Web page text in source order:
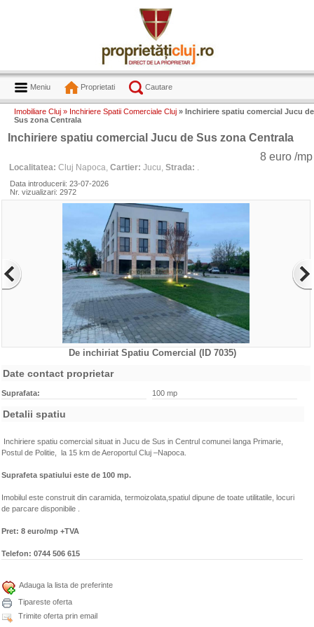
Meniu Proprietati Cautare
Imobiliare Cluj » Inchiriere Spatii Comerciale Cluj » Inchiriere spatiu comercial Jucu de
Sus zona Centrala
Inchiriere spatiu comercial Jucu de Sus zona Centrala
8 euro /mp
Localitatea: Cluj Napoca, Cartier: Jucu, Strada: .
Data introducerii: 23-07-2026
Nr. vizualizari: 2972
De inchiriat Spatiu Comercial (ID 7035)
Caracteristici
Suprafata: 100 mp
Detalii spatiu
Inchiriere spatiu comercial situat in Jucu de Sus in Centrul comunei langa Primarie,
Postul de Politie,
la 15 km de Aeroportul Cluj –Napoca.
Suprafeta spatiului este de 100 mp.
Imobilul este construit din caramida, termoizolata,spatiul dipune de toate utilitatile, locuri
de parcare disponibile .
Pret: 8 euro/mp +TVA
Telefon: 0744 506 615
Date contact proprietar
Adauga la lista de preferinte
Tipareste oferta
Trimite oferta prin email